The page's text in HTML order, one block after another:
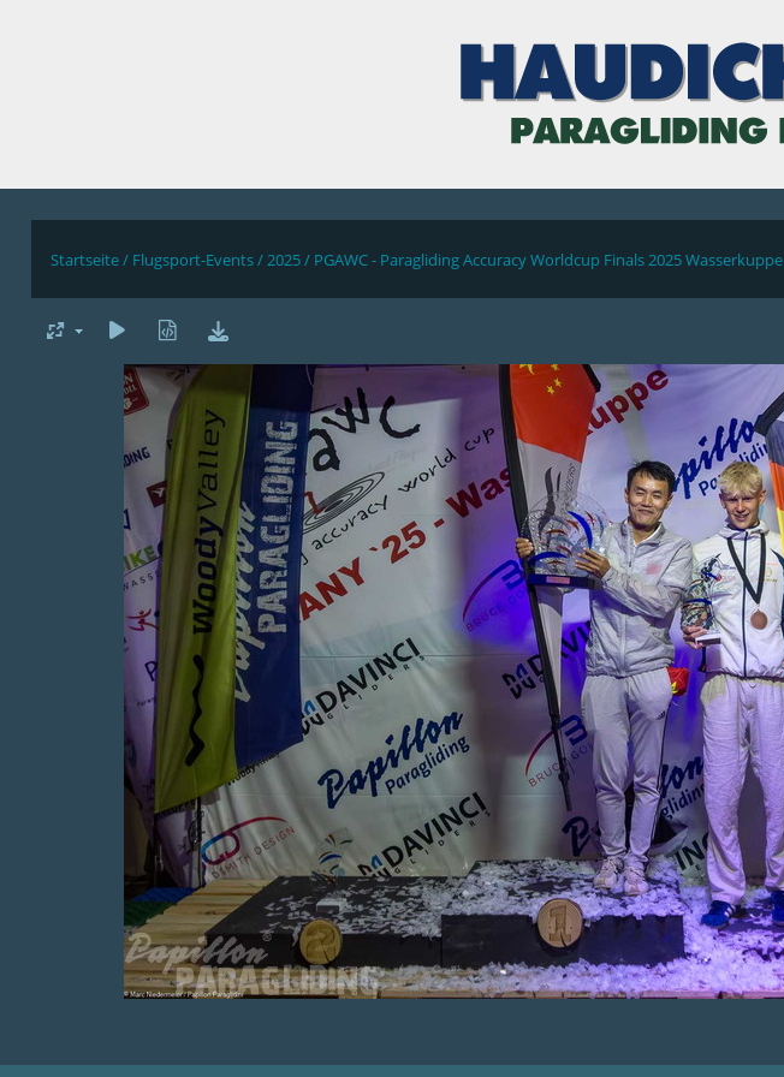
Startseite/ Flugsport-Events/2025/ PGAWC - Paragliding Accuracy Worldcup Finals 2025 Wasserkuppe